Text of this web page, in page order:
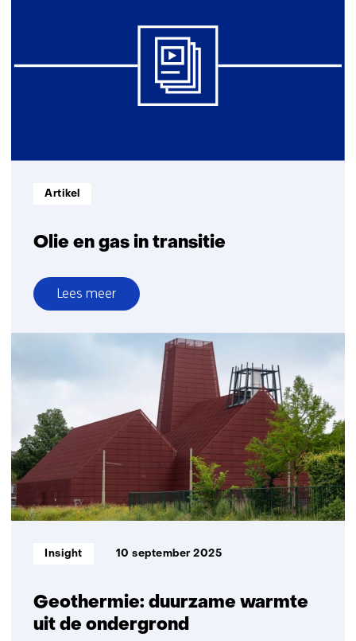
blijft
Olie en gas in transitie
Informatietype:
Artikel
Lees meer
over
Olie
transitie
Geothermie: duurzame warmte
uit de ondergrond
Informatietype:
Insight 10 september 2025